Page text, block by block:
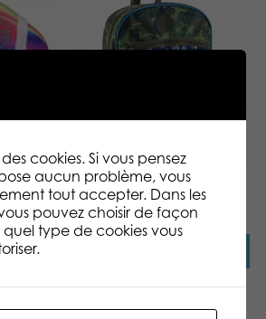
Lumo Stars Camo
Backbag
cookies. Si vous pensez
aucun problème, vous
tout accepter. Dans les
pouvez choisir de façon
type de cookies vous